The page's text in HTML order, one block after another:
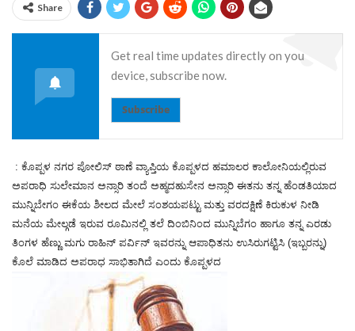
Share
Get real time updates directly on you
device, subscribe now.
Subscribe
: ಕೊಪ್ಪಳ ನಗರ ಪೋಲಿಸ್ ಠಾಣೆ ವ್ಯಾಪ್ತಿಯ ಕೊಪ್ಪಳದ ಹಮಾಲರ ಕಾಲೋನಿಯಲ್ಲಿರುವ
ಅಪರಾಧಿ ಸುಲೇಮಾನ ಅನ್ಸಾರಿ ತಂದೆ ಅಹ್ಮದಹುಸೇನ ಅನ್ಸಾರಿ ಈತನು ತನ್ನ ಹೆಂಡತಿಯಾದ
ಮುನ್ನಿಬೇಗಂ ಈಕೆಯ ಶೀಲದ ಮೇಲೆ ಸಂಶಯಪಟ್ಟು ಮತ್ತು ವರದಕ್ಷಿಣೆ ಕಿರುಕುಳ ನೀಡಿ
ಮನೆಯ ಮೇಲ್ಗಡೆ ಇರುವ ರೂಮಿನಲ್ಲಿ ತಲೆ ದಿಂಬಿನಿಂದ ಮುನ್ನಿಬೆಗಂ ಹಾಗೂ ತನ್ನ ಎರಡು
ತಿಂಗಳ ಹೆಣ್ಣು ಮಗು ರಾಹಿನ್ ಪರ್ವಿನ್ ಇವರನ್ನು ಆಪಾಧಿತನು ಉಸಿರುಗಟ್ಟಿಸಿ (ಇಬ್ಬರನ್ನು)
ಕೊಲೆ ಮಾಡಿದ ಅಪರಾಧ ಸಾಭಿತಾಗಿದೆ ಎಂದು ಕೊಪ್ಪಳದ